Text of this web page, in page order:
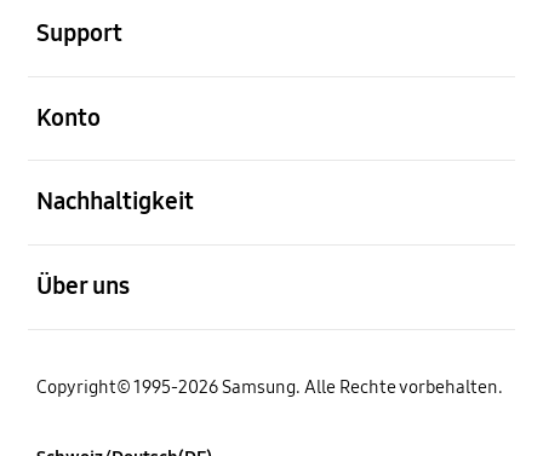
Support
Konto
Nachhaltigkeit
Über uns
Copyright© 1995-2026 Samsung. Alle Rechte vorbehalten.